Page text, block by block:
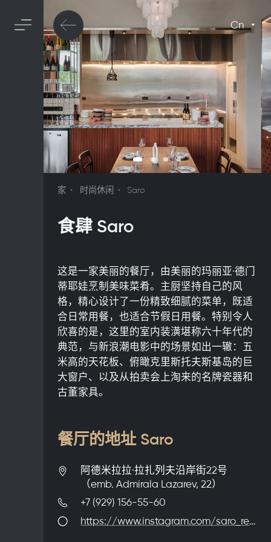
Cn
家 时尚休闲 Saro
食肆 Saro
这是一家美丽的餐厅，由美丽的玛丽亚·德门
蒂耶娃烹制美味菜肴。主厨坚持自己的风
格，精心设计了一份精致细腻的菜单，既适
合日常用餐，也适合节假日用餐。特别令人
欣喜的是，这里的室内装潢堪称六十年代的
典范，与新浪潮电影中的场景如出一辙：五
米高的天花板、俯瞰克里斯托夫斯基岛的巨
大窗户、以及从拍卖会上淘来的名牌瓷器和
古董家具。
餐厅的地址 Saro
阿德米拉拉·拉扎列夫沿岸街22号
（emb. Admirala Lazarev, 22）
+7 (929) 156-55-60
https://www.instagram.com/saro_restaurant/